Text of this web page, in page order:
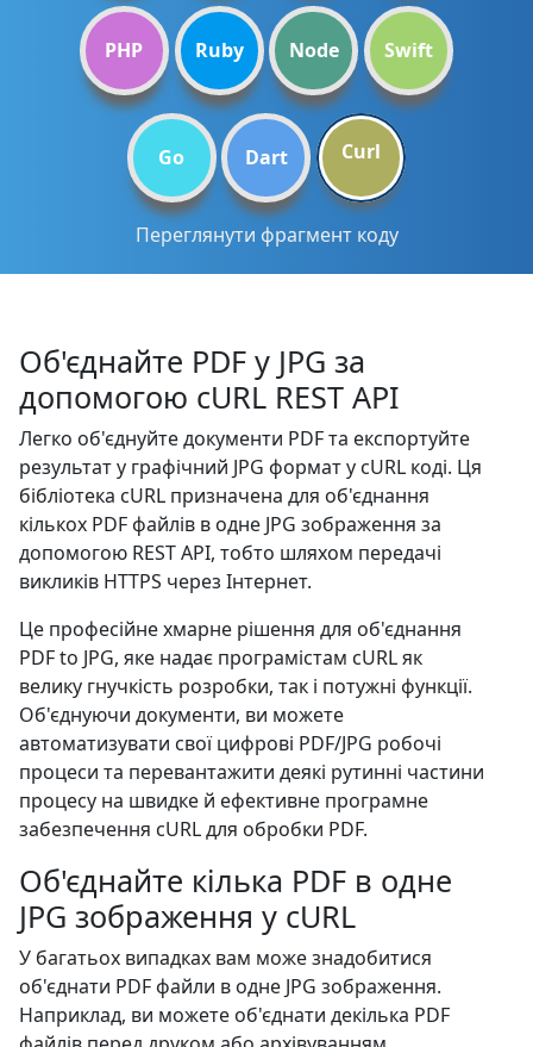
PHP Ruby Node Swift
Go Dart Curl
Переглянути фрагмент коду
Об'єднайте PDF у JPG за
допомогою cURL REST API
Легко об'єднуйте документи PDF та експортуйте
результат у графічний JPG формат у cURL коді. Ця
бібліотека cURL призначена для об'єднання
кількох PDF файлів в одне JPG зображення за
допомогою REST API, тобто шляхом передачі
викликів HTTPS через Інтернет.
Це професійне хмарне рішення для об'єднання
PDF to JPG, яке надає програмістам cURL як
велику гнучкість розробки, так і потужні функції.
Об'єднуючи документи, ви можете
автоматизувати свої цифрові PDF/JPG робочі
процеси та перевантажити деякі рутинні частини
процесу на швидке й ефективне програмне
забезпечення cURL для обробки PDF.
Об'єднайте кілька PDF в одне
JPG зображення у cURL
У багатьох випадках вам може знадобитися
об'єднати PDF файли в одне JPG зображення.
Наприклад, ви можете об'єднати декілька PDF